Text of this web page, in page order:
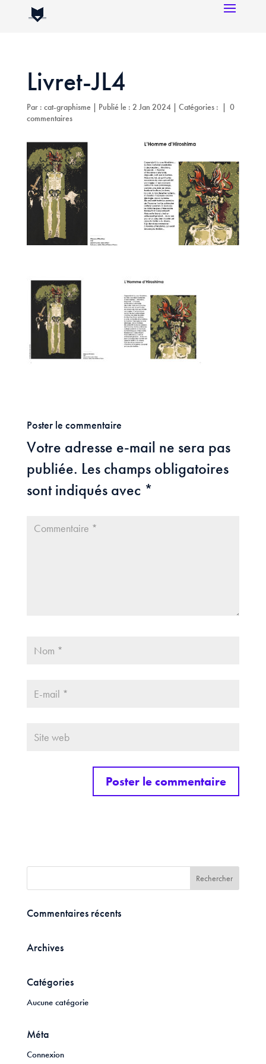
Livret-JL4
Par : cat-graphisme | Publié le : 2 Jan 2024 | Catégories : | 0
commentaires
Poster le commentaire
Votre adresse e-mail ne sera pas
publiée. Les champs obligatoires
sont indiqués avec *
Commentaires récents
Archives
Catégories
Aucune catégorie
Méta
Connexion